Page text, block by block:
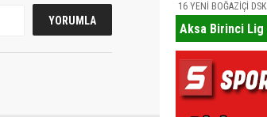
16 YENİ BOĞAZİÇİ DSK
Aksa Birinci Lig